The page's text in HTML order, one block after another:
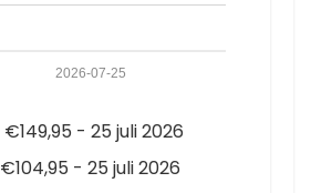
2026-07-25
€149,95 - 25 juli 2026
€104,95 - 25 juli 2026